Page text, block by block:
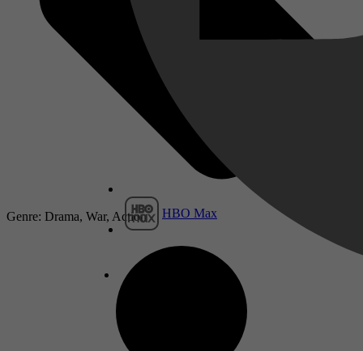
HBO Max
Genre: Drama, War, Action